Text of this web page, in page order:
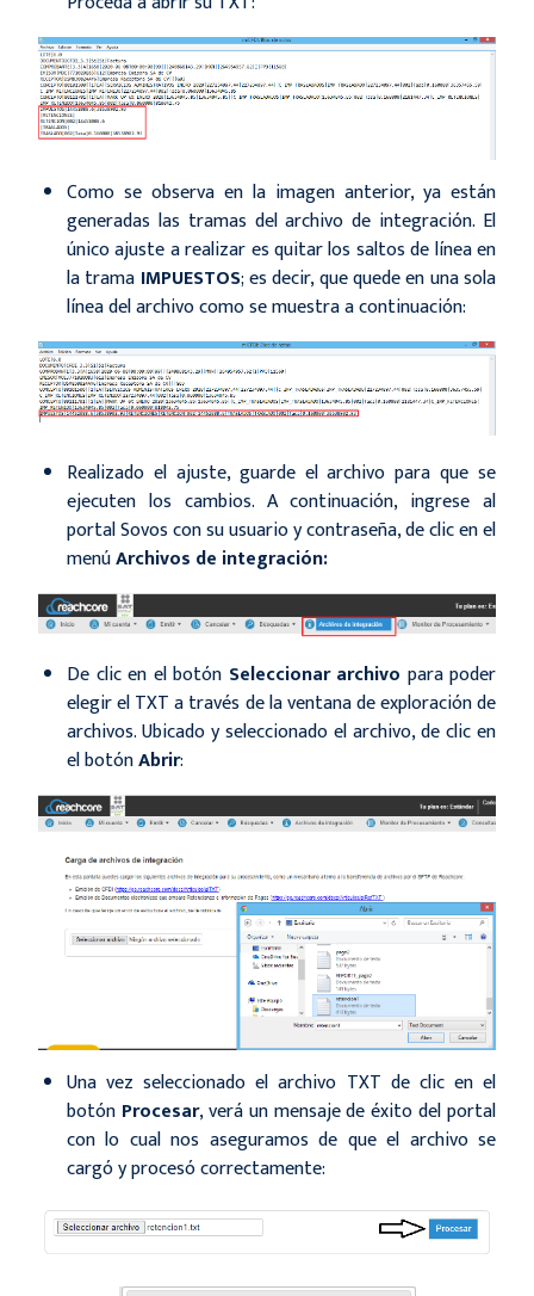
Como se observa en la imagen anterior, ya están
generadas las tramas del archivo de integración. El
único ajuste a realizar es quitar los saltos de línea en
la trama IMPUESTOS; es decir, que quede en una sola
línea del archivo como se muestra a continuación:
Realizado el ajuste, guarde el archivo para que se
ejecuten los cambios. A continuación, ingrese al
portal Sovos con su usuario y contraseña, de clic en el
menúArchivos de integración:
De clic en el botón Seleccionar archivo para poder
elegir el TXT a través de la ventana de exploración de
archivos. Ubicado y seleccionado el archivo, de clic en
el botónAbrir:
Una vez seleccionado el archivo TXT de clic en el
botón Procesar, verá un mensaje de éxito del portal
con lo cual nos aseguramos de que el archivo se
cargó y procesó correctamente: